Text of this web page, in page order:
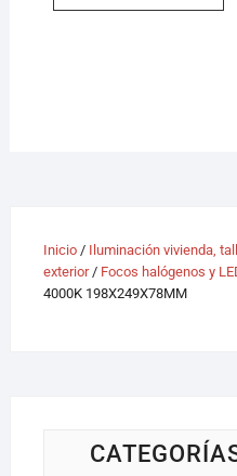
Inicio/ Iluminación vivienda,
exterior/ Focos halógenos y
4000K 198X249X78MM